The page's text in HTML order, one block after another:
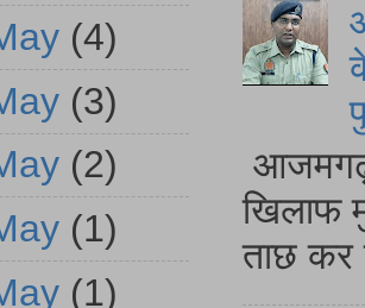
आजमगढ़
खिलाफ
ताछ कर
(4)
(3)
(2)
(1)
(1)